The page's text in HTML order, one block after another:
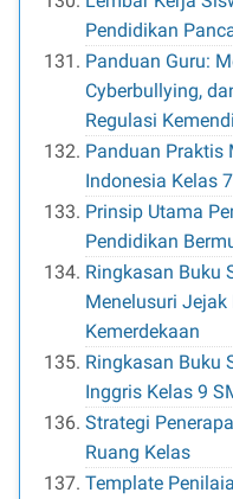
Pendidikan
Panduan Guru:
Cyberbullying,
Regulasi
Panduan Praktis
Indonesia Kelas
Prinsip Utama
Pendidikan
Ringkasan Buku
Menelusuri
Kemerdekaan
Ringkasan Buku
Inggris Kelas 9
Strategi
Ruang Kelas
Template